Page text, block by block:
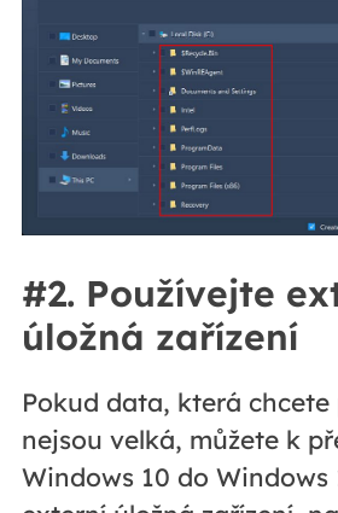
#2. Používejte
úložná zařízení
Pokud data, která chcete
nejsou velká, můžete k
Windows 10 do Windows